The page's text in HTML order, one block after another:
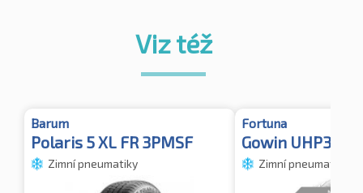
Viz též
Barum
Polaris 5 XL FR 3PMSF
Zimní pneumatiky
Fortuna
Gowin UHP3 XL
Zimní pneumatiky